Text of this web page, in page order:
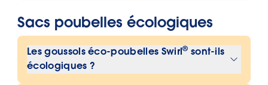
s’adaptent pratiquement à n’importe
notre recherche de sacs poubelles ,
vous pouvez découvrir quel sac
Sacs poubelles écologiques
Les goussols éco-poubelles Swirl® sont-ils
écologiques ?